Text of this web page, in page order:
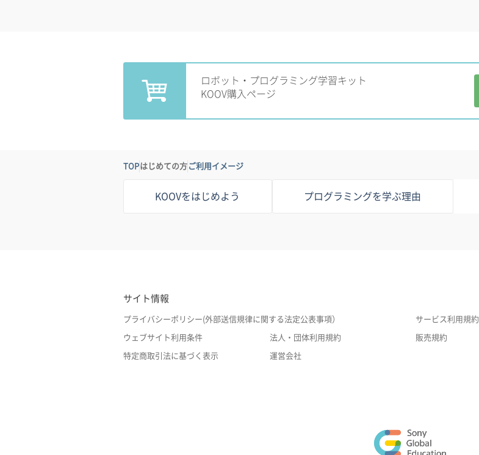
ロボット・プログラミング学習キット
KOOV購入ページ
TOPはじめての方 ご利用イメージ
KOOVをはじめよう プログラミングを学ぶ理由
サイト情報
プライバシーポリシー(外部送信規律に関する法定公表事項） サービス利用規約
ウェブサイト利用条件 法人・団体利用規約 販売規約
特定商取引法に基づく表示 運営会社